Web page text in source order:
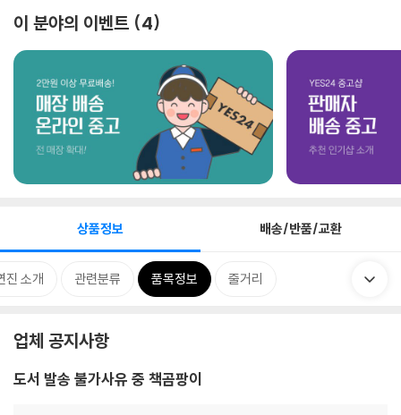
이 분야의 이벤트 4
상품정보 배송/반품/교환
진 소개 관련분류 품목정보 줄거리
업체 공지사항
도서 발송 불가사유 중 책곰팡이